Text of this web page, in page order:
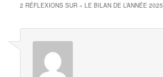
2 RÉFLEXIONS SUR «LE BILAN DE L’ANNÉE 2025